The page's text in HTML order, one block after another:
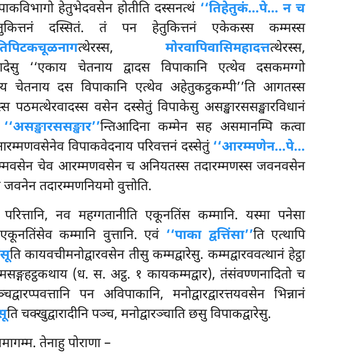
हेतुभेदवसेन होतीति दस्सनत्थं ‘‘तिहेतुकं…पे… न च
दस्सितं. तं पन हेतुकित्तनं एकेकस्स कम्मस्स
त्थेरस्स,मोरवापिवासिमहादत्तत्थेरस्स,
‘‘एकाय चेतनाय द्वादस विपाकानि एत्थेव दसकमग्गो
चेतनाय दस विपाकानि एत्थेव अहेतुकट्ठकम्पी’’ति आगतस्स
पठमत्थेरवादस्स वसेन दस्सेतुं विपाकेसु असङ्खारससङ्खारविधानं
‘‘असङ्खारससङ्खार’’न्तिआदिना कम्मेन सह असमानम्पि कत्वा
विपाकवेदनाय परिवत्तनं दस्सेतुं ‘‘आरम्मणेन…पे…
चेव आरम्मणवसेन च अनियतस्स तदारम्मणस्स जवनवसेन
तदारम्मणनियमो वुत्तोति.
नव महग्गतानीति एकूनतिंस कम्मानि. यस्मा पनेसा
कम्मानि वुत्तानि. एवं ‘‘पाका द्वत्तिंसा’’ति एत्थापि
ति कायवचीमनोद्वारवसेन तीसु कम्मद्वारेसु. कम्मद्वारववत्थानं हेट्ठा
(ध. स. अट्ठ. १ कायकम्मद्वार), तंसंवण्णनादितो च
पन अविपाकानि, मनोद्वारद्वारत्तयवसेन भिन्नानं
ति चक्खुद्वारादीनि पञ्च, मनोद्वारञ्चाति छसु विपाकद्वारेसु.
तेनाहु पोराणा –